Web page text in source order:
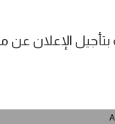
الإعلان عن